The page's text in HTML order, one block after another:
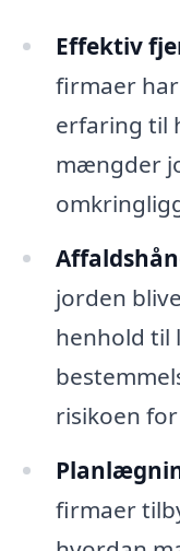
Effektiv
firmaer
erfaring til
mængder
jorden
henhold til
risikoen
firmaer